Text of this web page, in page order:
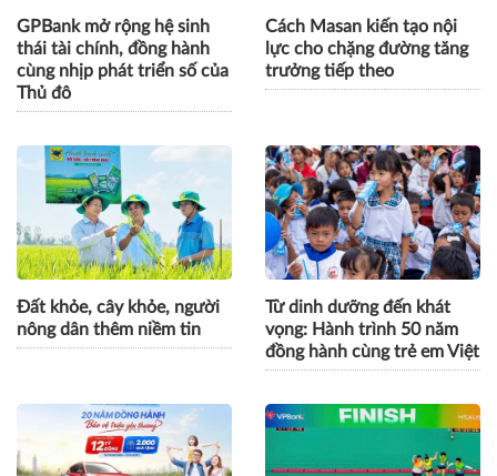
GPBank mở rộng hệ sinh
thái tài chính, đồng hành
cùng nhịp phát triển số của
Thủ đô
Cách Masan kiến tạo nội
lực cho chặng đường tăng
trưởng tiếp theo
Đất khỏe, cây khỏe, người
nông dân thêm niềm tin
Từ dinh dưỡng đến khát
vọng: Hành trình 50 năm
đồng hành cùng trẻ em Việt